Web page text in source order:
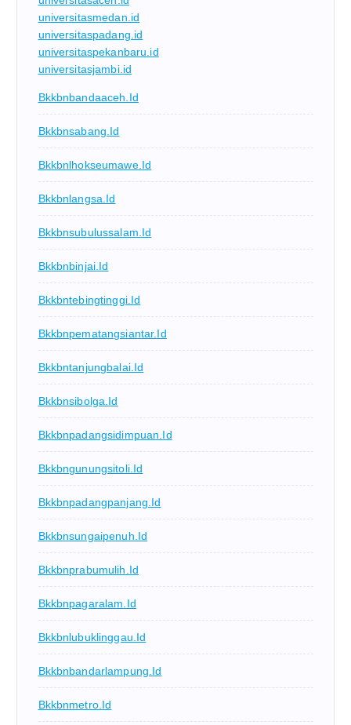
universitasmedan.id
universitaspadang.id
universitaspekanbaru.id
universitasjambi.id
Bkkbnbandaaceh.id
Bkkbnsabang.id
Bkkbnlhokseumawe.id
Bkkbnlangsa.id
Bkkbnsubulussalam.id
Bkkbnbinjai.id
Bkkbntebingtinggi.id
Bkkbnpematangsiantar.id
Bkkbntanjungbalai.id
Bkkbnsibolga.id
Bkkbnpadangsidimpuan.id
Bkkbngunungsitoli.id
Bkkbnpadangpanjang.id
Bkkbnsungaipenuh.id
Bkkbnprabumulih.id
Bkkbnpagaralam.id
Bkkbnlubuklinggau.id
Bkkbnbandarlampung.id
Bkkbnmetro.id